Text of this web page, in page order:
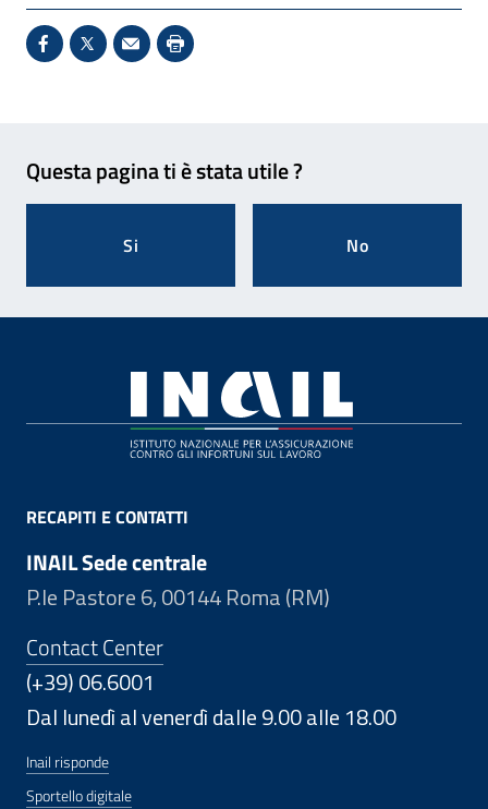
Condividi su Facebook - Sito esterno - Apertura in
X - Sito esterno - Apertura in nuova finestra
Invio Mail: apre il programma di posta
Stampa pagina: scelta meno
Questa pagina ti è stata utile ?
Si No
RECAPITI E CONTATTI
INAIL Sede centrale
P.le Pastore 6, 00144 Roma (RM)
Contact Center
(+39) 06.6001
Dal lunedì al venerdì dalle 9.00 alle 18.00
Inail risponde
Sportello digitale